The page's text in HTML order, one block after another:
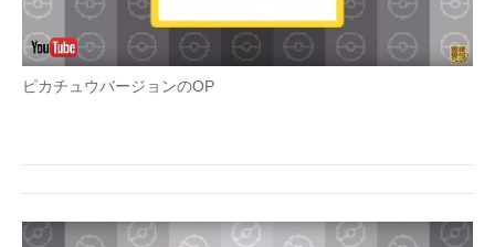
ピカチュウバージョンのOP